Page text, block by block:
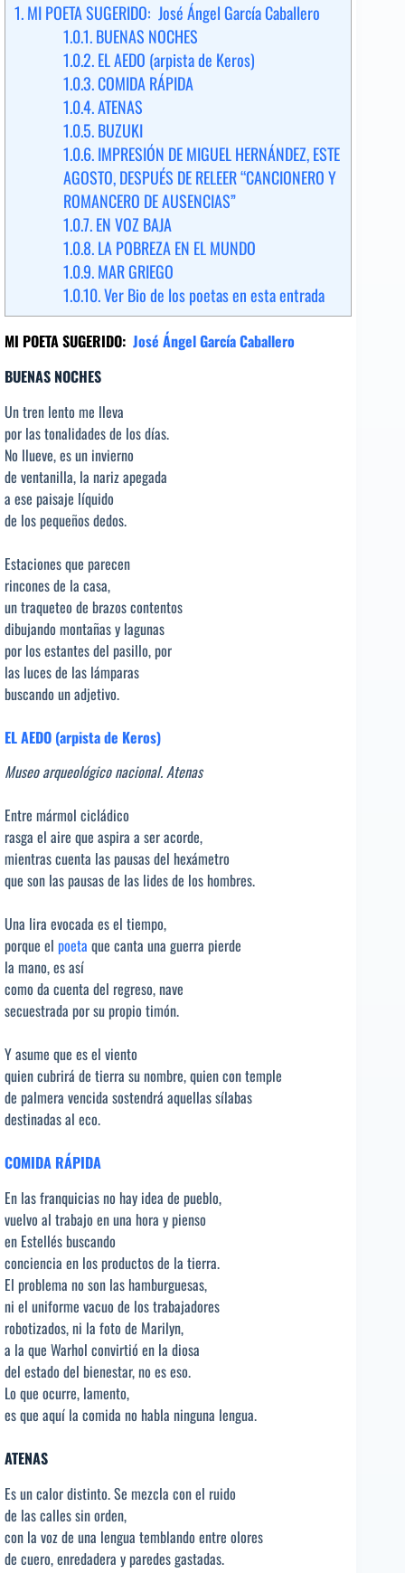
1.MI POETA SUGERIDO: José Ángel García Caballero
1.0.1.BUENAS NOCHES
1.0.2.EL AEDO (arpista de Keros)
1.0.3.COMIDA RÁPIDA
1.0.4.ATENAS
1.0.5.BUZUKI
1.0.6.IMPRESIÓN DE MIGUEL HERNÁNDEZ, ESTE
AGOSTO, DESPUÉS DE RELEER “CANCIONERO Y
ROMANCERO DE AUSENCIAS”
1.0.7.EN VOZ BAJA
1.0.8.LA POBREZA EN EL MUNDO
1.0.9.MAR GRIEGO
1.0.10.Ver Bio de los poetas en esta entrada
MI POETA SUGERIDO: José Ángel García Caballero
BUENAS NOCHES
Un tren lento me lleva
por las tonalidades de los días.
No llueve, es un invierno
de ventanilla, la nariz apegada
a ese paisaje líquido
de los pequeños dedos.
Estaciones que parecen
rincones de la casa,
un traqueteo de brazos contentos
dibujando montañas y lagunas
por los estantes del pasillo, por
las luces de las lámparas
buscando un adjetivo.
EL AEDO (arpista de Keros)
Museo arqueológico nacional. Atenas
Entre mármol cicládico
rasga el aire que aspira a ser acorde,
mientras cuenta las pausas del hexámetro
que son las pausas de las lides de los hombres.
Una lira evocada es el tiempo,
porque el poeta que canta una guerra pierde
la mano, es así
como da cuenta del regreso, nave
secuestrada por su propio timón.
Y asume que es el viento
quien cubrirá de tierra su nombre, quien con temple
de palmera vencida sostendrá aquellas sílabas
destinadas al eco.
COMIDA RÁPIDA
En las franquicias no hay idea de pueblo,
vuelvo al trabajo en una hora y pienso
en Estellés buscando
conciencia en los productos de la tierra.
El problema no son las hamburguesas,
ni el uniforme vacuo de los trabajadores
robotizados, ni la foto de Marilyn,
a la que Warhol convirtió en la diosa
del estado del bienestar, no es eso.
Lo que ocurre, lamento,
es que aquí la comida no habla ninguna lengua.
ATENAS
Es un calor distinto. Se mezcla con el ruido
de las calles sin orden,
con la voz de una lengua temblando entre olores
de cuero, enredadera y paredes gastadas.